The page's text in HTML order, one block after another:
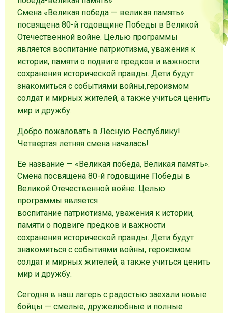
Смена «Великая победа — великая память»
посвящена 80-й годовщине Победы в Великой
Отечественной войне. Целью программы
является воспитание патриотизма, уважения к
истории, памяти о подвиге предков и важности
сохранения исторической правды. Дети будут
знакомиться с событиями войны,героизмом
солдат и мирных жителей, а также учиться ценить
мир и дружбу.
Добро пожаловать в Лесную Республику!
Четвертая летняя смена началась!
Ее название — «Великая победа, Великая память».
Смена посвящена 80-й годовщине Победы в
Великой Отечественной войне. Целью
программы является
воспитание патриотизма, уважения к истории,
памяти о подвиге предков и важности
сохранения исторической правды. Дети будут
знакомиться с событиями войны, героизмом
солдат и мирных жителей, а также учиться ценить
мир и дружбу.
Сегодня в наш лагерь с радостью заехали новые
бойцы — смелые, дружелюбные и полные